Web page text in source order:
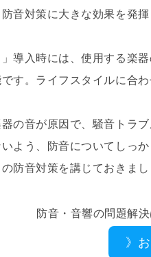
音対策に大きな効果を発揮
」導入時には、使用する楽
す。ライフスタイルに合
の音が原因で、騒音トラ
よう、防音についてしっ
防音対策を講じておきまし
防音・音響の問題解
》